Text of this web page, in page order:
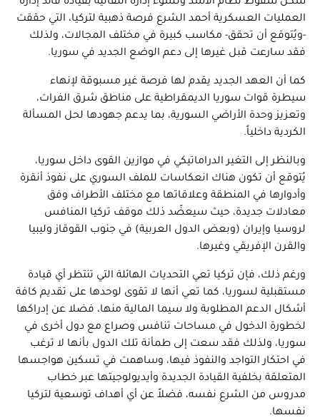
شكّل سقوط نظام الأسد ونشوء إدارة انتقالية بقيادة قائد إدارة
العمليات العسكرية أحمد الشرع فرصة ذهبية لتركيا، التي حققت
-ويُتوقع أن تحقق- مكاسب كبيرة في مختلف المجالات، ولذلك
فقد سارعت قبل غيرها إلى دعم الوضع الجديد في سوريا.
كما أن العهد الجديد يقدم لها فرصة غير مسبوقة لإنهاء
سيطرة قوات سوريا الديمقراطية على مناطق شرق الفرات،
وتعزيز وحدة الأراضي السورية، بما يدعم جهودها لحل المسألة
الكردية داخلياً.
وبالنظر إلى التغير الدراماتيكي في موازين القوى داخل سوريا،
يُتوقع أن تكون هناك انعكاسات للملف السوري على نفوذ أنقرة
وأدوارها في المنطقة وعلاقاتها مع مختلف الأطراف وفق
معادلات جديدة، حيث سيعضّد ذلك موقف تركيا المنافس
لروسيا وإيران (وبعض الدول العربية) في جنوب القوقاز وليبيا
والقرن الإفريقي وغيرها.
ورغم ذلك، فإن تركيا تعي التحديات الهائلة التي تنتظر أي قيادة
مستقبلية لسوريا، كما تعي أنها لا تقوى لوحدها على تقديم كافة
أشكال الدعم المطلوبة ولا سيما المالية منها، فضلا عن إدراكها
لخطورة الدخول في مساحات تنافس وصراع مع دول أخرى في
سوريا، ولذلك فقد سعت إلى طمأنة تلك الدول بأنها لا ترغب
في احتكار التواجد والنفوذ فيها، وساهمت في تسكين هواجسها
المتعلقة بخلفية القيادة الجديدة وأيديولوجيتها عبر خطاب
مدروس من الشرع نفسه، فضلاً عن أي أهداف توسعية لتركيا
نفسها.